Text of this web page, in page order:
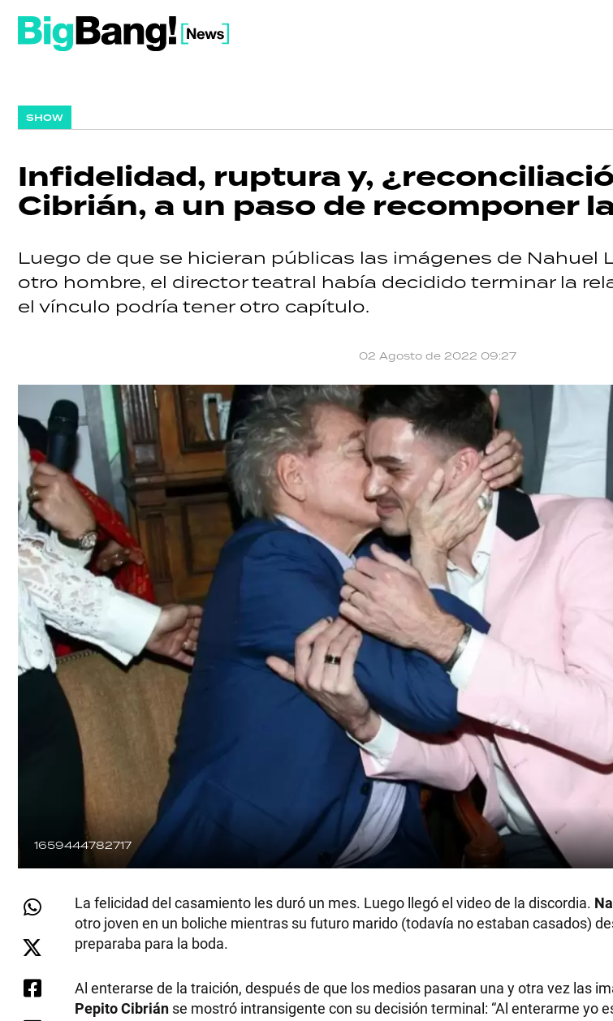
SHOW
Infidelidad, ruptura y,
Cibrián, a un paso de recomponer
Luego de que se hicieran públicas las imágenes de Nahuel
otro hombre, el director teatral había decidido terminar la
el vínculo podría tener otro capítulo.
02 Agosto de 2022 09:27
1659444782717
La felicidad del casamiento les duró un mes. Luego llegó el video de la discordia.
otro joven en un boliche mientras su futuro marido (todavía no estaban casados)
preparaba para la boda.
Al enterarse de la traición, después de que los medios pasaran una y otra vez las
Pepito Cibrián se mostró intransigente con su decisión terminal: “Al enterarme yo